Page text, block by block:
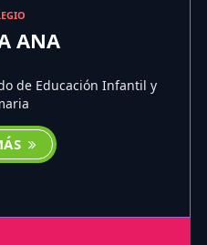
ANA
de Educación Infantil y